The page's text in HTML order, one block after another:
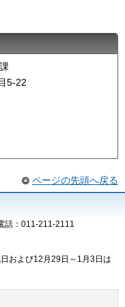
5-22
ページの先頭へ戻る
話：011-211-2111
および12月29日～1月3日は